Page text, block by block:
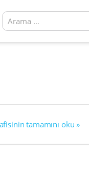
Arama sonuçları:
tamamını oku »